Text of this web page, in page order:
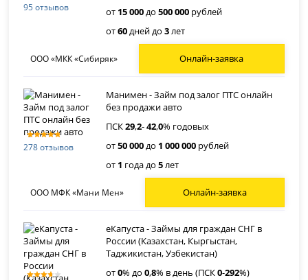
95 отзывов
от 15 000до500 000 рублей
от60дней до3лет
ООО «МКК «Сибиряк» Онлайн-заявка
278 отзывов
Манимен - Займ под залог ПТС онлайн
без продажи авто
ПСК29,2-42,0% годовых
от50 000до 1 000 000 рублей
от 1 года до5лет
ООО МФК «Мани Мен» Онлайн-заявка
еКапуста - Займы для граждан СНГ в
России (Казахстан, Кыргыстан,
Таджикистан, Узбекистан)
от0% до0,8% в день (ПСК0-292%)